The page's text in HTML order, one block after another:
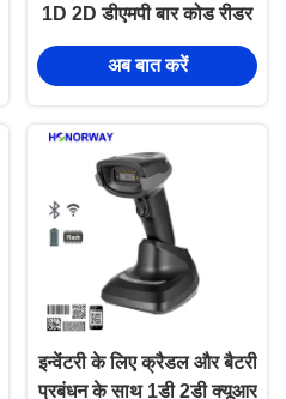
1D 2D डीएमपी बार कोड रीडर
ब्लूटूथ वायरलेस इंडस्ट्रियल
हैंडहेल्ड बारकोड स्कैनर
अब बात करें
इन्वेंटरी के लिए क्रैडल और बैटरी
प्रबंधन के साथ 1डी 2डी क्यूआर